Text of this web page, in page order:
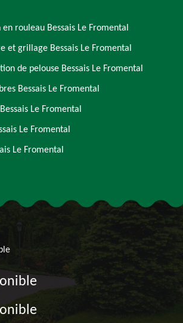
en rouleau Bessais Le Fromental
et grillage Bessais Le Fromental
de pelouse Bessais Le Fromental
Bessais Le Fromental
Le Fromental
Le Fromental
Le Fromental